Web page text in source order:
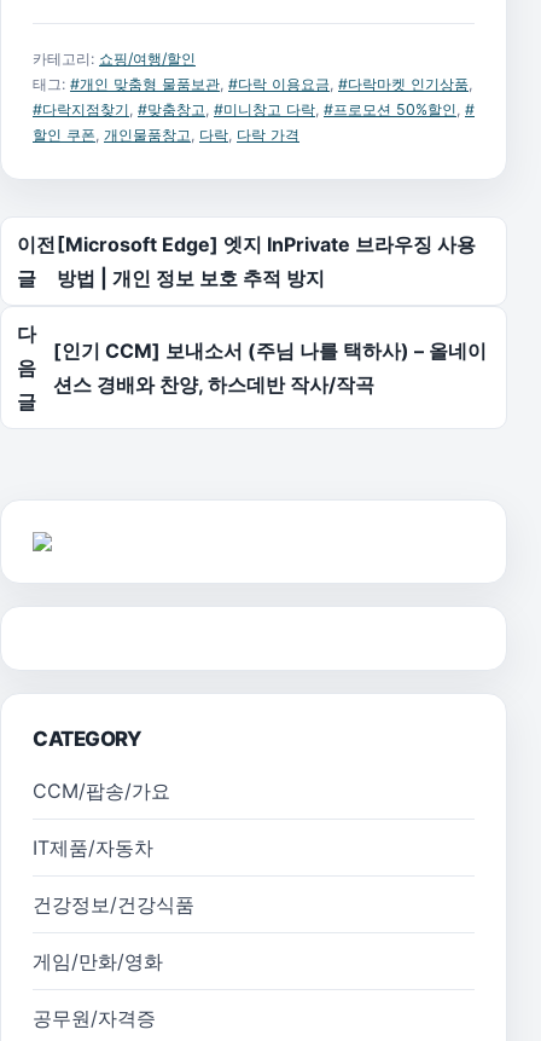
카테고리: 쇼핑/여행/할인
태그: #개인 맞춤형 물품보관 #다락 이용요금 #다락마켓 인기상품
#다락지점찾기 #맞춤창고 #미니창고 다락 #프로모션 50%할인 #
할인 쿠폰 개인물품창고 다락 다락 가격
글 탐색
이전
글
[Microsoft Edge] 엣지 InPrivate 브라우징 사용
방법 | 개인 정보 보호 추적 방지
다
음
글
[인기 CCM] 보내소서 (주님 나를 택하사) – 올네이
션스 경배와 찬양, 하스데반 작사/작곡
CATEGORY
CCM/팝송/가요
IT제품/자동차
건강정보/건강식품
게임/만화/영화
공무원/자격증